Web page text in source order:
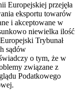
Europejskiej przejęła
eksportu towarów
i akceptowane w
niewielka ilość
Trybunał
sądów
o tym, że w
związane z
Podatkowego